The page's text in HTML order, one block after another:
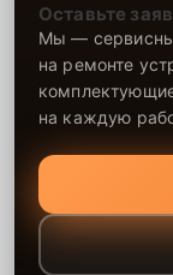
Оставьте
Мы —
на ремонте
на каждую